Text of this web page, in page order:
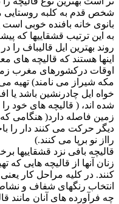
شخص قدم به کلبه روستایی
بانوی خانه بافنده خوبی است
به این ترتیب قشقاییها که
روند بهترین ایل قالیباف را
اینها هستند که قالیچه
اوقات درکشورهای مغرب
مکه شیراز می نامند) تهیه
خواه ایل چادرنشین باشد یا
شده اند، ( قالیچه های خود
زمین فاصله دارد( هنگامی
دیگر حرکت می کنند دار را
رااز نو برپا می کنند.)
قالیچه بافی نزد قشقاییها
زنان آنها از قالیچه هایی
کنند. در کلیه مراحل کار
انتخاب رنگهای شفاف و
چه فرآورده های آنان